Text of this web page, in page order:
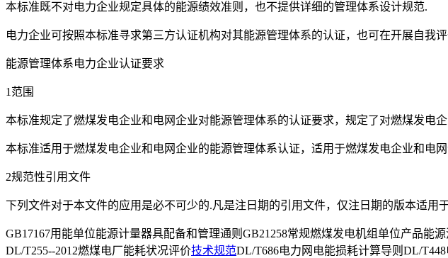
本标准既不对电力企业规定具体的能源绩效准则，也不提供详细的管理体系设计规范.
电力企业可按照本标准寻求第三方认证机构对其能源管理体系的认证，也可在开展自我
能源管理体系电力企业认证要求
1范围
本标准规定了燃煤发电企业和电网企业对能源管理体系的认证要求，规定了对燃煤发电
本标准适用于燃煤发电企业和电网企业的能源管理体系认证，适用于燃煤发电企业和电
2规范性引用文件
下列文件对于本文件的应用是必不可少的.凡是注日期的引用文件，仅注日期的版本适
GB17167用能单位能源计量器具配备和管理通则GB21258常规燃煤发电机组单位产品能
DL/T255--2012燃煤电厂能耗状况评价技术规范DL/T686电力网电能损耗计算导则DL/